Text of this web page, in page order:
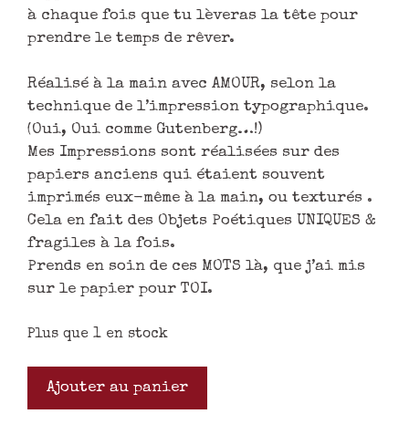
à chaque fois que tu lèveras la tête pour
prendre le temps de rêver.
Réalisé à la main avec AMOUR, selon la
technique de l’impression typographique.
(Oui, Oui comme Gutenberg…!)
Mes Impressions sont réalisées sur des
papiers anciens qui étaient souvent
imprimés eux-même à la main, ou texturés .
Cela en fait des Objets Poétiques UNIQUES &
fragiles à la fois.
Prends en soin de ces MOTS là, que j’ai mis
sur le papier pour TOI.
Plus que 1 en stock
Ajouter au panier